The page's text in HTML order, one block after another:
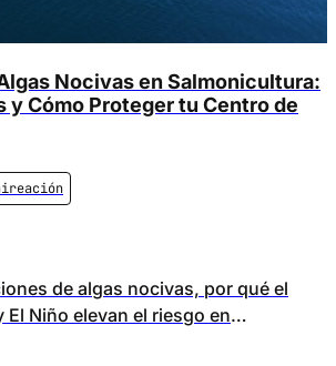
Nocivas en Salmonicultura:
y Cómo Proteger tu Centro de
de algas nocivas, por qué el
Niño elevan el riesgo en
la aireación y oxigenación lo